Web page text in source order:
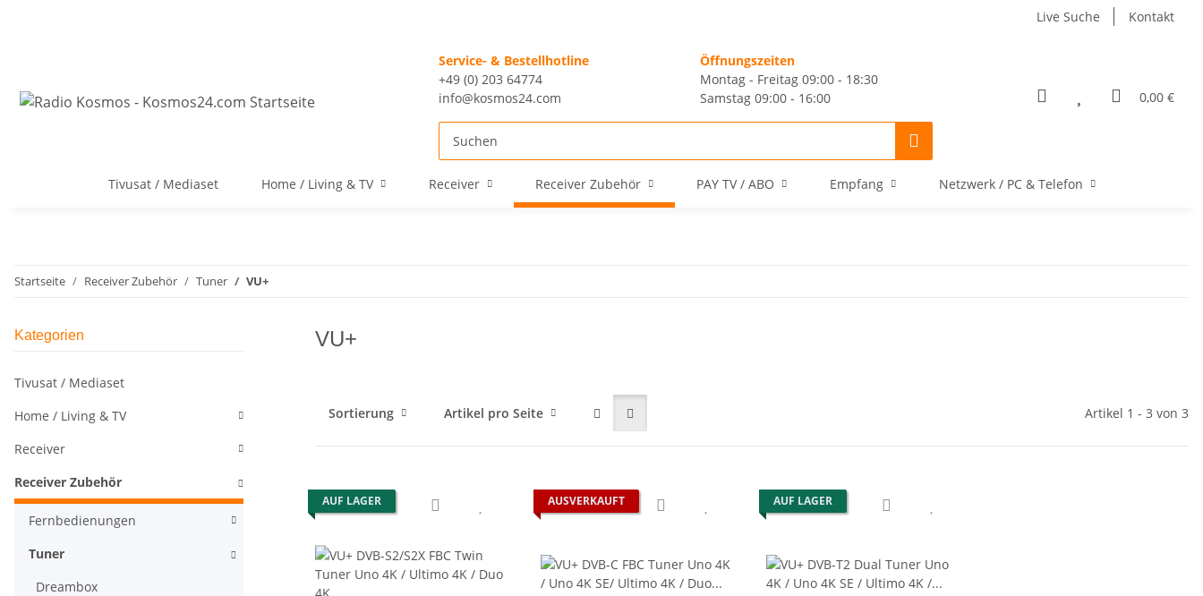
Live Suche Kontakt
Service- & Bestellhotline
+49 (0) 203 64774
info@kosmos24.com
Öffnungszeiten
Montag - Freitag 09:00 - 18:30
Samstag 09:00 - 16:00
0,00 €
Tivusat / Mediaset Home / Living & TV Receiver Receiver Zubehör PAY TV / ABO Empfang Netzwerk / PC & Telefon
Startseite Receiver Zubehör Tuner VU+
VU+
Sortierung Artikel pro Seite Artikel 1 - 3 von 3
AUF LAGER AUSVERKAUFT AUF LAGER
Kategorien
Tivusat / Mediaset
Home / Living & TV
Receiver
Receiver Zubehör
Fernbedienungen
Tuner
Dreambox